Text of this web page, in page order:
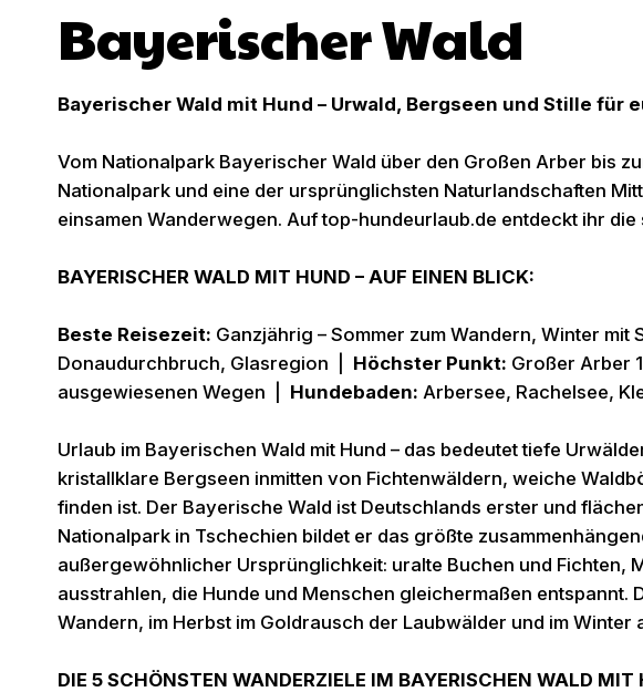
Bayerischer Wald
Bayerischer Wald mit Hund – Urwald, Bergseen und Stille für
Vom Nationalpark Bayerischer Wald über den Großen Arber bis
Nationalpark und eine der ursprünglichsten Naturlandschaften
einsamen Wanderwegen. Auf top-hundeurlaub.de entdeckt ihr
BAYERISCHER WALD MIT HUND – AUF EINEN BLICK:
Beste Reisezeit: Ganzjährig – Sommer zum Wandern, Winter
Donaudurchbruch, Glasregion | Höchster Punkt: Großer Arber
ausgewiesenen Wegen | Hundebaden: Arbersee, Rachelsee,
Urlaub im Bayerischen Wald mit Hund – das bedeutet tiefe
kristallklare Bergseen inmitten von Fichtenwäldern, weiche
finden ist. Der Bayerische Wald ist Deutschlands erster und
Nationalpark in Tschechien bildet er das größte
außergewöhnlicher Ursprünglichkeit: uralte Buchen und Fichten,
ausstrahlen, die Hunde und Menschen gleichermaßen entspannt.
Wandern, im Herbst im Goldrausch der Laubwälder und im
DIE 5 SCHÖNSTEN WANDERZIELE IM BAYERISCHEN WALD MIT